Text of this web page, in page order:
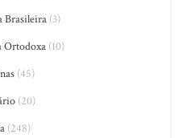
Brasileira (3)
Ortodoxa (10)
(45)
(20)
(248)